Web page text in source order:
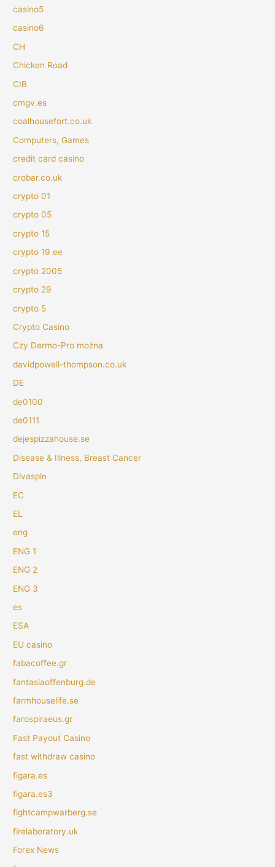
casino5
casino6
CH
Chicken Road
CIB
cmgv.es
coalhousefort.co.uk
Computers, Games
credit card casino
crobar.co.uk
crypto 01
crypto 05
crypto 15
crypto 19 ee
crypto 2005
crypto 29
crypto 5
Crypto Casino
Czy Dermo-Pro można
davidpowell-thompson.co.uk
DE
de0100
de0111
dejespizzahouse.se
Disease & Illness, Breast Cancer
Divaspin
EC
EL
eng
ENG 1
ENG 2
ENG 3
es
ESA
EU casino
fabacoffee.gr
fantasiaoffenburg.de
farmhouselife.se
farospiraeus.gr
Fast Payout Casino
fast withdraw casino
figara.es
figara.es3
fightcampwarberg.se
firelaboratory.uk
Forex News